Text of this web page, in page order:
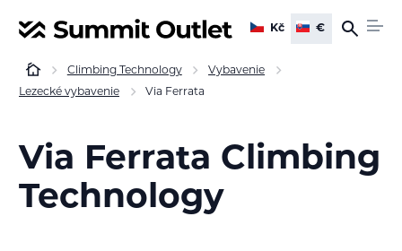
Kč €
Climbing Technology
Vybavenie
Lezecké vybavenie
Via Ferrata
Via Ferrata Climbing
Technology